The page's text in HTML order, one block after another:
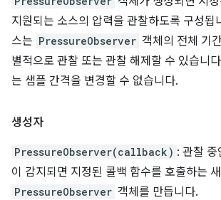
지원되는 소스의 압력을 관찰하도록 구성됩
스는 PressureObserver 객체의 전체 기
별적으로 관찰 또는 관찰 해제할 수 있습니
는 샘플 간격을 변경할 수 없습니다.
생성자
PressureObserver(callback) : 관찰 중
이 감지되면 지정된 콜백 함수를 호출하는 새
PressureObserver 객체를 만듭니다.